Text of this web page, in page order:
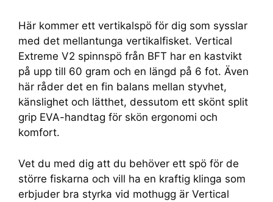
Här kommer ett vertikalspö för dig som sysslar
med det mellantunga vertikalfisket. Vertical
Extreme V2 spinnspö från BFT har en kastvikt
på upp till 60 gram och en längd på 6 fot. Även
här råder det en fin balans mellan styvhet,
känslighet och lätthet, dessutom ett skönt split
grip EVA-handtag för skön ergonomi och
komfort.
Vet du med dig att du behöver ett spö för de
större fiskarna och vill ha en kraftig klinga som
erbjuder bra styrka vid mothugg är Vertical